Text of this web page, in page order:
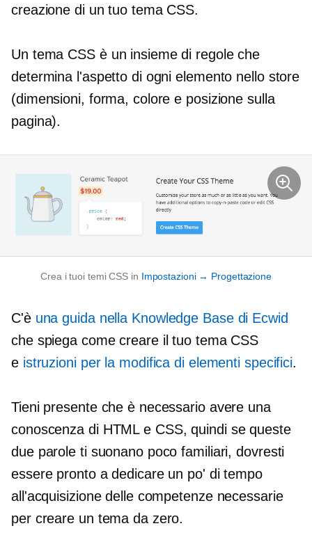
creazione di un tuo tema CSS.
Un tema CSS è un insieme di regole che
determina l'aspetto di ogni elemento nello store
(dimensioni, forma, colore e posizione sulla
pagina).
Crea i tuoi temi CSS in Impostazioni → Progettazione
C'è una guida nella Knowledge Base di Ecwid
che spiega come creare il tuo tema CSS
e istruzioni per la modifica di elementi specifici.
Tieni presente che è necessario avere una
conoscenza di HTML e CSS, quindi se queste
due parole ti suonano poco familiari, dovresti
essere pronto a dedicare un po' di tempo
all'acquisizione delle competenze necessarie
per creare un tema da zero.